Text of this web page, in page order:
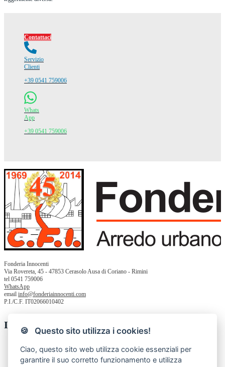
Contattaci
Servizio
Clienti
+39 0541 759006
Whats
App
+39 0541 759006
Fonderia Innocenti
Via Rovereta, 45 - 47853 Cerasolo Ausa di Coriano - Rimini
tel 0541 759006
WhatsApp
email info@fonderiainnocenti.com
P.I./C.F. IT02066010402
Informazioni
Chi siamo
Privacy Policy
Termini e condizioni
🍪 Questo sito utilizza i cookies!
Ciao, questo sito web utilizza cookie essenziali per
garantire il suo corretto funzionamento e utilizza